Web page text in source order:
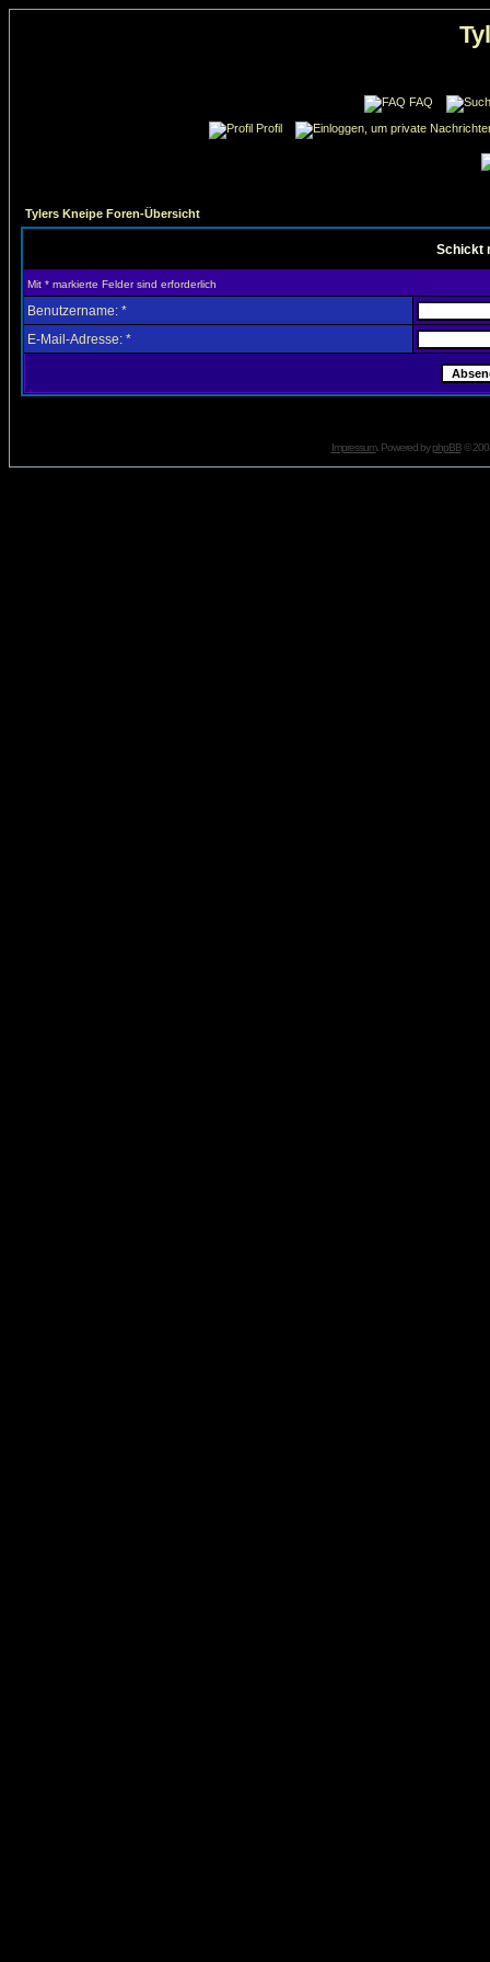
FAQ
Profil
Tylers Kneipe Foren-Übersicht
Schickt
Mit * markierte Felder sind erforderlich
Benutzername: *
E-Mail-Adresse: *
Impressum. Powered byphpBB©